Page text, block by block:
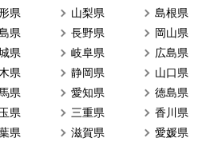
県
県
県
県
県
県
県
山梨県
長野県
岐阜県
静岡県
愛知県
三重県
滋賀県
島根県
岡山県
広島県
山口県
徳島県
香川県
愛媛県